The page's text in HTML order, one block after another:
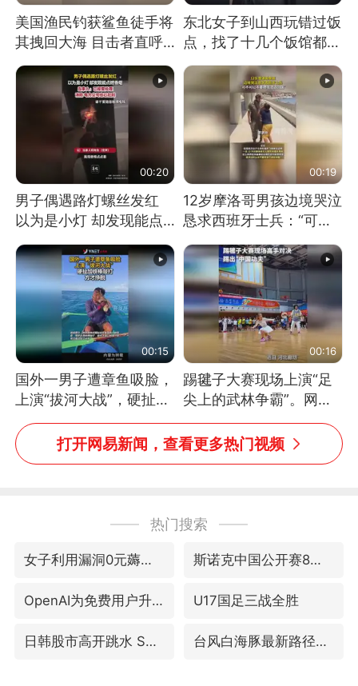
美国渔民钓获鲨鱼徒手将
其拽回大海 目击者直呼
震惊 （视频来源：参考
消息）
东北女子到山西玩错过饭
点，找了十几个饭馆都没
开门：午休到几点
00:20
男子偶遇路灯螺丝发红
以为是小灯 却发现能点
燃香烟 当事人：已报警
处理
00:19
12岁摩洛哥男孩边境哭泣
恳求西班牙士兵：“可不
可以不要把我遣返回国”
00:15
国外一男子遭章鱼吸脸，
上演“拔河大战”，硬扯加
铁棒敲打方才挣脱
00:16
踢毽子大赛现场上演“足
尖上的武林争霸”。网
友：这哪是踢毽子，分明
是武侠片现场！#睡个好
打开网易新闻，查看更多热门视频
热门搜索
女子利用漏洞0元薅走3000多件家电 斯诺克中国公开赛8日开杆
OpenAI为免费用户升级GPT-5.6 Luna U17国足三战全胜
日韩股市高开跳水 SK海力士下挫转跌 台风白海豚最新路径研判来了